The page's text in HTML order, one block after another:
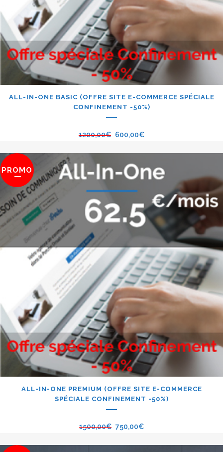
ALL-IN-ONE BASIC (OFFRE SITE E-COMMERCE SPÉCIALE
CONFINEMENT -50%)
1200,00€ 600,00€
PROMO
ALL-IN-ONE PREMIUM (OFFRE SITE E-COMMERCE
SPÉCIALE CONFINEMENT -50%)
1500,00€ 750,00€